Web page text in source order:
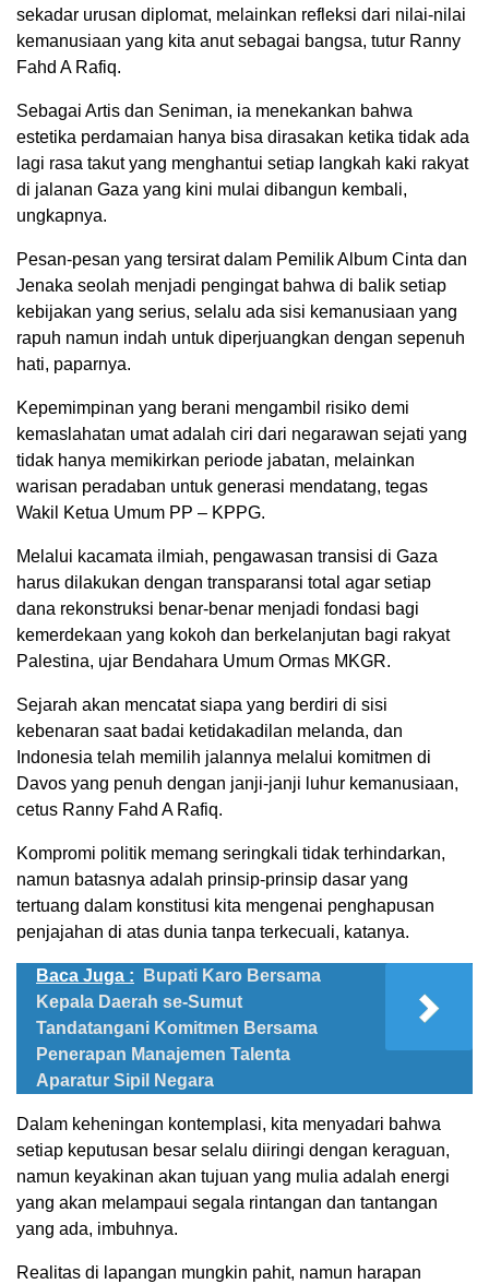
sekadar urusan diplomat, melainkan refleksi dari nilai-nilai
kemanusiaan yang kita anut sebagai bangsa, tutur Ranny
Fahd A Rafiq.
Sebagai Artis dan Seniman, ia menekankan bahwa
estetika perdamaian hanya bisa dirasakan ketika tidak ada
lagi rasa takut yang menghantui setiap langkah kaki rakyat
di jalanan Gaza yang kini mulai dibangun kembali,
ungkapnya.
Pesan-pesan yang tersirat dalam Pemilik Album Cinta dan
Jenaka seolah menjadi pengingat bahwa di balik setiap
kebijakan yang serius, selalu ada sisi kemanusiaan yang
rapuh namun indah untuk diperjuangkan dengan sepenuh
hati, paparnya.
Kepemimpinan yang berani mengambil risiko demi
kemaslahatan umat adalah ciri dari negarawan sejati yang
tidak hanya memikirkan periode jabatan, melainkan
warisan peradaban untuk generasi mendatang, tegas
Wakil Ketua Umum PP – KPPG.
Melalui kacamata ilmiah, pengawasan transisi di Gaza
harus dilakukan dengan transparansi total agar setiap
dana rekonstruksi benar-benar menjadi fondasi bagi
kemerdekaan yang kokoh dan berkelanjutan bagi rakyat
Palestina, ujar Bendahara Umum Ormas MKGR.
Sejarah akan mencatat siapa yang berdiri di sisi
kebenaran saat badai ketidakadilan melanda, dan
Indonesia telah memilih jalannya melalui komitmen di
Davos yang penuh dengan janji-janji luhur kemanusiaan,
cetus Ranny Fahd A Rafiq.
Kompromi politik memang seringkali tidak terhindarkan,
namun batasnya adalah prinsip-prinsip dasar yang
tertuang dalam konstitusi kita mengenai penghapusan
penjajahan di atas dunia tanpa terkecuali, katanya.
Baca Juga :
Bupati Karo Bersama
Kepala Daerah se-Sumut
Tandatangani Komitmen Bersama
Penerapan Manajemen Talenta
Aparatur Sipil Negara
Dalam keheningan kontemplasi, kita menyadari bahwa
setiap keputusan besar selalu diiringi dengan keraguan,
namun keyakinan akan tujuan yang mulia adalah energi
yang akan melampaui segala rintangan dan tantangan
yang ada, imbuhnya.
Realitas di lapangan mungkin pahit, namun harapan